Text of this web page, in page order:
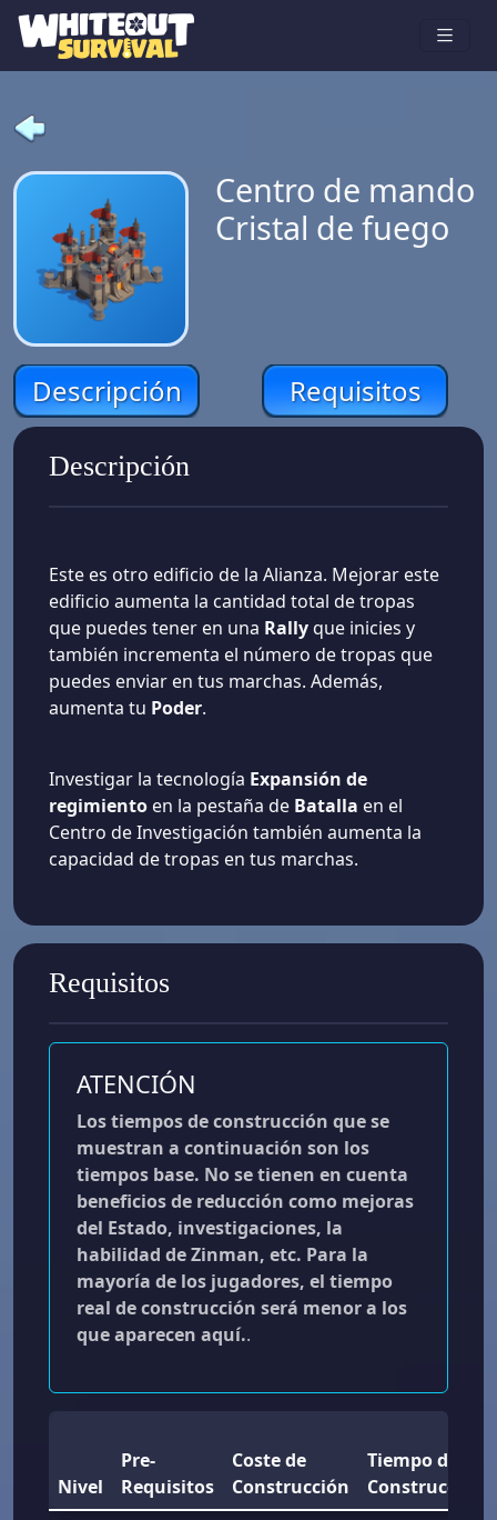
Centro de mando
Cristal de fuego
Descripción Requisitos
Descripción
Este es otro edificio de la Alianza. Mejorar este
edificio aumenta la cantidad total de tropas
que puedes tener en una Rallyque inicies y
también incrementa el número de tropas que
puedes enviar en tus marchas. Además,
aumenta tu Poder.
Investigar la tecnología Expansión de
regimiento en la pestaña de Batalla en el
Centro de Investigación también aumenta la
capacidad de tropas en tus marchas.
Requisitos
ATENCIÓN
Los tiempos de construcción que se
muestran a continuación son los
tiempos base. No se tienen en cuenta
beneficios de reducción como mejoras
del Estado, investigaciones, la
habilidad de Zinman, etc. Para la
mayoría de los jugadores, el tiempo
real de construcción será menor a los
que aparecen aquí..
Nivel
Pre-
Requisitos
Coste de
Construcción
Tiempo de
Construcción